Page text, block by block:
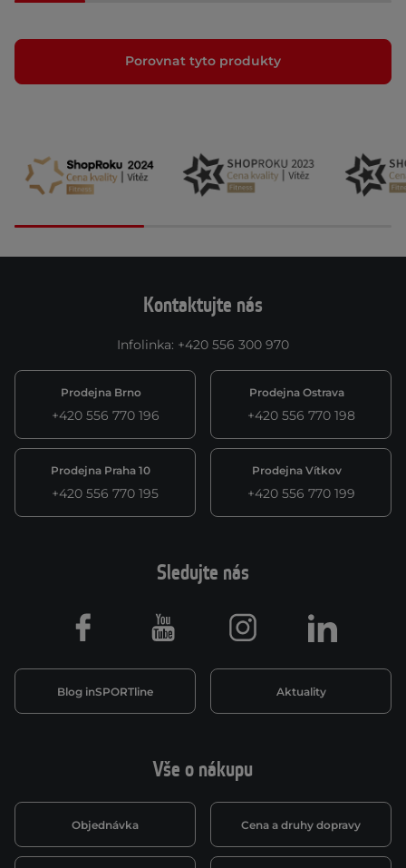
Porovnat tyto produkty
Kontaktujte nás
Infolinka: +420 556 300 970
Prodejna Brno
+420 556 770 196
Prodejna Ostrava
+420 556 770 198
Prodejna Praha 10
+420 556 770 195
Prodejna Vítkov
+420 556 770 199
Vše o nákupu
Objednávka Cena a druhy dopravy
Sledujte nás
Blog inSPORTline Aktuality
Facebook Youtube Instagram LinkedIn